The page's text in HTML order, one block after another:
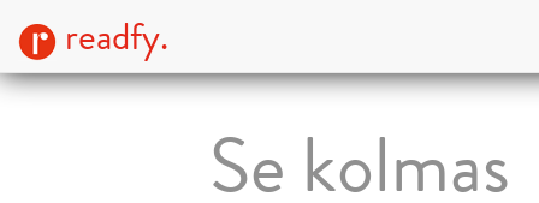
readfy.
Se kolmas